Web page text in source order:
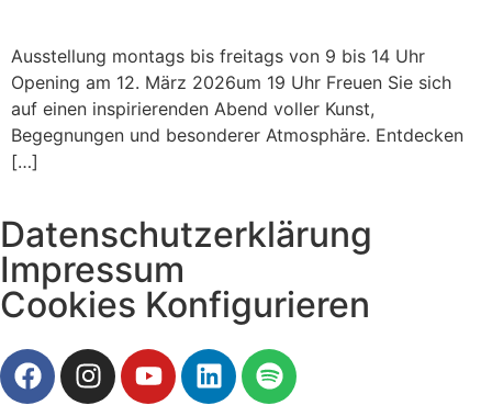
Ausstellung montags bis freitags von 9 bis 14 Uhr
Opening am 12. März 2026um 19 Uhr Freuen Sie sich
auf einen inspirierenden Abend voller Kunst,
Begegnungen und besonderer Atmosphäre. Entdecken
[…]
Datenschutzerklärung
Impressum
Cookies Konfigurieren